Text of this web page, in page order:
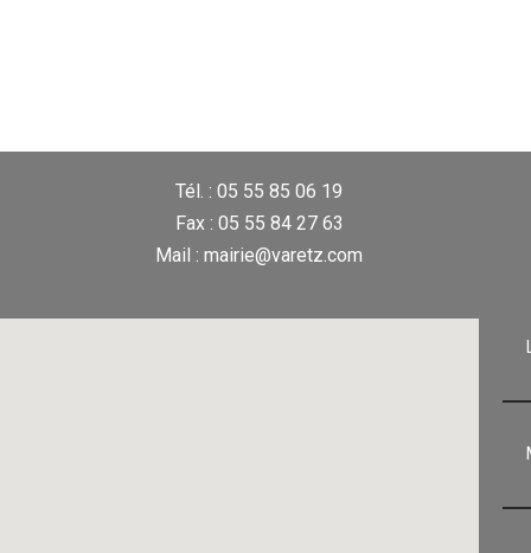
Tél. : 05 55 85 06 19
Fax : 05 55 84 27 63
Mail : mairie@varetz.com